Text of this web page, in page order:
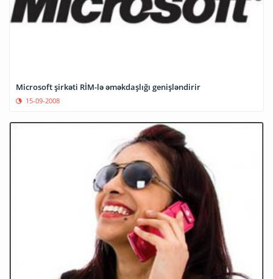
Microsoft şirkəti RİM-lə əməkdaşlığı genişləndirir
15-09-2008